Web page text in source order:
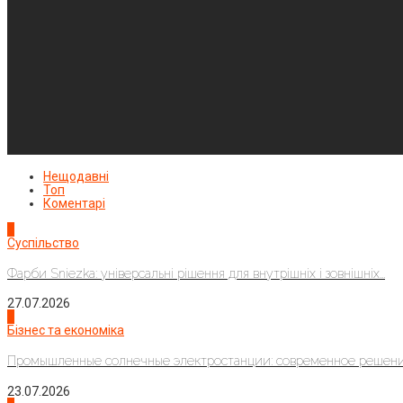
Нещодавні
Топ
Коментарі
Суспільство
Фарби Sniezka: універсальні рішення для внутрішніх і зовнішніх...
27.07.2026
Бізнес та економіка
Промышленные солнечные электростанции: современное
23.07.2026